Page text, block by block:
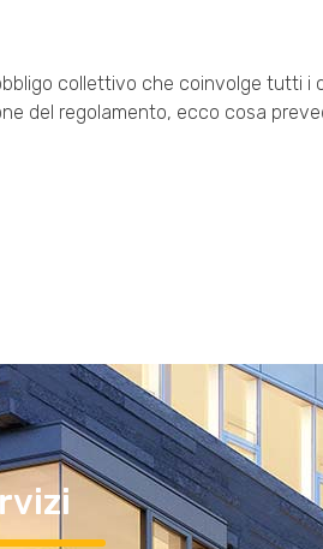
collettivo che coinvolge tutti i
del regolamento, ecco cosa